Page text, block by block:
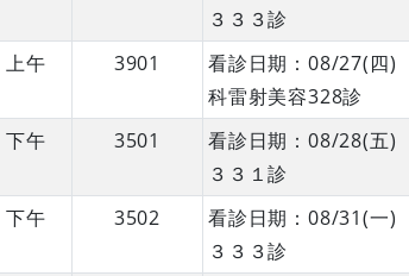
３３３診
上午 3901
看診日期：08/27(四
科雷射美容328診
下午 3501
看診日期：08/28(五
３３１診
下午 3502
看診日期：08/31(一
３３３診